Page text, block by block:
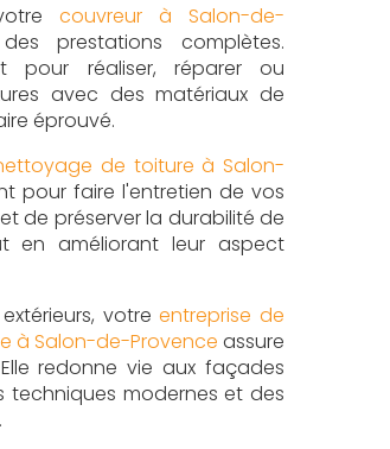
couvreur à Salon-de-
prestations complètes.
pour réaliser, réparer ou
avec des matériaux de
éprouvé.
de toiture à Salon-
pour faire l'entretien de vos
de préserver la durabilité de
en améliorant leur aspect
votreentreprise de
à Salon-de-Provence assure
redonne vie aux façades
techniques modernes et des